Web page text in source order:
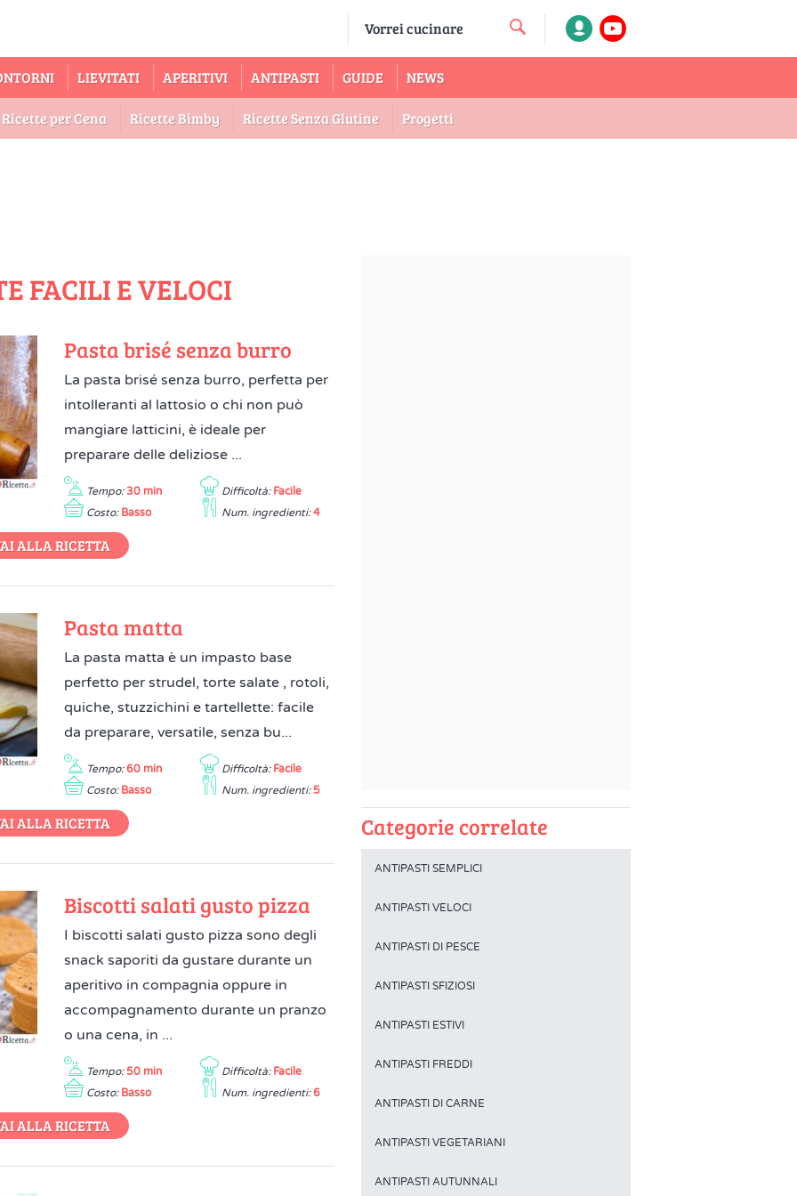
LIEVITATI APERITIVI ANTIPASTI GUIDE NEWS
Ricette per Cena Ricette Bimby Ricette Senza Glutine Progetti
FACILI E VELOCI
Pasta brisé senza burro
La pasta brisé senza burro, perfetta per
intolleranti al lattosio o chi non può
mangiare latticini, è ideale per
preparare delle deliziose ...
Tempo: 30 min Difficoltà: Facile
Costo: Basso Num. ingredienti: 4
ALLA RICETTA
Pasta matta
La pasta matta è un impasto base
perfetto per strudel, torte salate , rotoli,
quiche, stuzzichini e tartellette: facile
da preparare, versatile, senza bu...
Tempo: 60 min Difficoltà: Facile
Costo: Basso Num. ingredienti: 5
ALLA RICETTA
Biscotti salati gusto pizza
I biscotti salati gusto pizza sono degli
snack saporiti da gustare durante un
aperitivo in compagnia oppure in
accompagnamento durante un pranzo
o una cena, in ...
Tempo: 50 min Difficoltà: Facile
Costo: Basso Num. ingredienti: 6
ALLA RICETTA
Categorie correlate
ANTIPASTI SEMPLICI
ANTIPASTI VELOCI
ANTIPASTI DI PESCE
ANTIPASTI SFIZIOSI
ANTIPASTI ESTIVI
ANTIPASTI FREDDI
ANTIPASTI DI CARNE
ANTIPASTI VEGETARIANI
ANTIPASTI AUTUNNALI